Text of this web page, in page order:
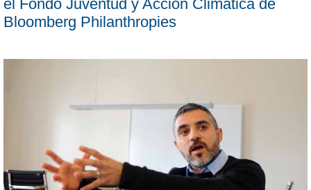
el Fondo Juventud y Acción Climática de
Bloomberg Philanthropies